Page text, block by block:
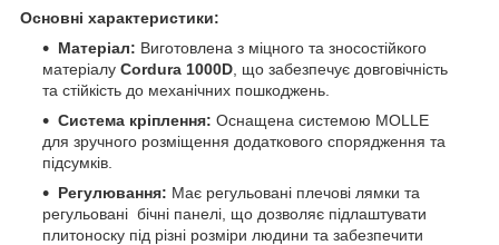
Основні характеристики:
Матеріал: Виготовлена з міцного та зносостійкого
матеріалу Cordura 1000D , що забезпечує довговічність
та стійкість до механічних пошкоджень.
Система кріплення: Оснащена системою MOLLE
для зручного розміщення додаткового спорядження та
підсумків.
Регулювання: Має регульовані плечові лямки та
регульовані бічні панелі, що дозволяє підлаштувати
плитоноску під різні розміри людини та забезпечити